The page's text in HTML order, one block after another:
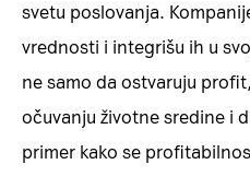
svetu poslovanja.
vrednosti i integrišu ih u
ne samo da ostvaruju
očuvanju životne sredine i
primer kako se